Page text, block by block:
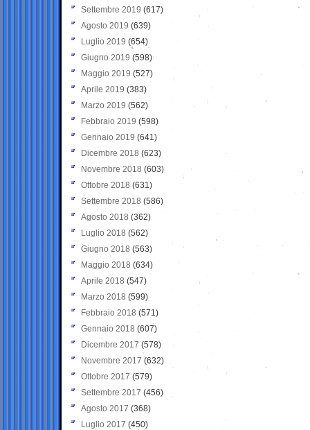
Settembre 2019 (617)
Agosto 2019 (639)
Luglio 2019 (654)
Giugno 2019 (598)
Maggio 2019 (527)
Aprile 2019 (383)
Marzo 2019 (562)
Febbraio 2019 (598)
Gennaio 2019 (641)
Dicembre 2018 (623)
Novembre 2018 (603)
Ottobre 2018 (631)
Settembre 2018 (586)
Agosto 2018 (362)
Luglio 2018 (562)
Giugno 2018 (563)
Maggio 2018 (634)
Aprile 2018 (547)
Marzo 2018 (599)
Febbraio 2018 (571)
Gennaio 2018 (607)
Dicembre 2017 (578)
Novembre 2017 (632)
Ottobre 2017 (579)
Settembre 2017 (456)
Agosto 2017 (368)
Luglio 2017 (450)